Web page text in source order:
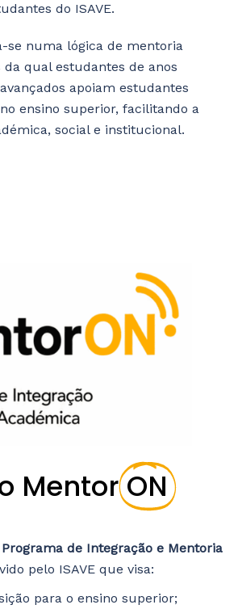
do ISAVE.
se numa lógica de mentoria
qual estudantes de anos
apoiam estudantes
ensino superior, facilitando a
social e institucional.
Mentor ON
de Integração e Mentoria
pelo ISAVE que visa:
para o ensino superior;